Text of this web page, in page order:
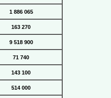
1 886 065
163 270
9 518 900
71 740
143 100
514 000